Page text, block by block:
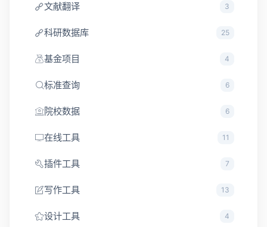
文献翻译 3
科研数据库 25
基金项目 4
标准查询 6
院校数据 6
在线工具 11
插件工具 7
写作工具 13
设计工具 4